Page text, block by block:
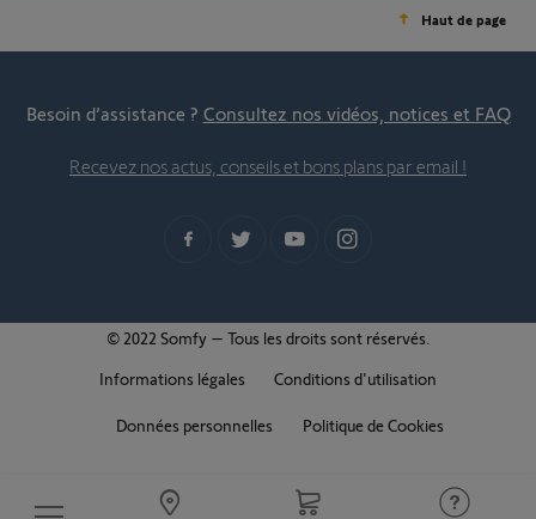
Haut de page
Besoin d’assistance ? Consultez nos vidéos, notices et FAQ
Recevez nos actus, conseils et bons plans par email !
© 2022 Somfy – Tous les droits sont réservés.
Informations légales
Conditions d'utilisation
Données personnelles Politique de Cookies